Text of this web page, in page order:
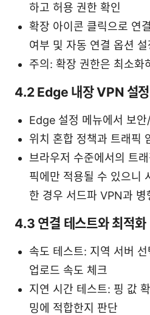
하고 허용 권한 확인
확장 아이콘 클릭으로 연
여부 및 자동 연결 옵션 설
주의: 확장 권한은 최소화
4.2 Edge 내장 VPN 설
Edge 설정 메뉴에서 보
위치 혼합 정책과 트래픽
브라우저 수준에서의 트
픽에만 적용될 수 있으니
한 경우 서드파 VPN과 병
4.3 연결 테스트와 최적화
속도 테스트: 지역 서버
업로드 속도 체크
지연 시간 테스트: 핑 값
밍에 적합한지 판단